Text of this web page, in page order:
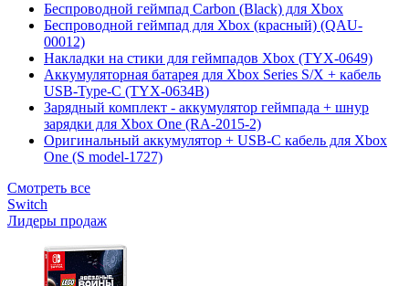
Беспроводной геймпад Carbon (Black) для Xbox
Беспроводной геймпад для Xbox (красный) (QAU-
00012)
Накладки на стики для геймпадов Xbox (TYX-0649)
Аккумуляторная батарея для Xbox Series S/X + кабель
USB-Type-C (TYX-0634B)
Зарядный комплект - аккумулятор геймпада + шнур
зарядки для Xbox One (RA-2015-2)
Оригинальный аккумулятор + USB-C кабель для Xbox
One (S model-1727)
Смотреть все
Switch
Лидеры продаж